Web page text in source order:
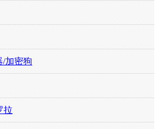
/加密狗
拉